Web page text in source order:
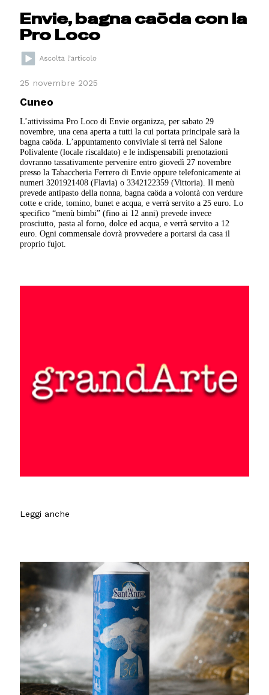
Envie, bagna caöda con la
Pro Loco
25 novembre 2025
Cuneo
L’attivissima Pro Loco di Envie organizza, per sabato 29
novembre, una cena aperta a tutti la cui portata principale sarà la
bagna caöda. L’appuntamento conviviale si terrà nel Salone
Polivalente (locale riscaldato) e le indispensabili prenotazioni
dovranno tassativamente pervenire entro giovedì 27 novembre
presso la Tabaccheria Ferrero di Envie oppure telefonicamente ai
numeri 3201921408 (Flavia) o 3342122359 (Vittoria). Il menù
prevede antipasto della nonna, bagna caöda a volontà con verdure
cotte e cride, tomino, bunet e acqua, e verrà servito a 25 euro. Lo
specifico “menù bimbi” (fino ai 12 anni) prevede invece
prosciutto, pasta al forno, dolce ed acqua, e verrà servito a 12
euro. Ogni commensale dovrà provvedere a portarsi da casa il
proprio fujot.
Leggi anche